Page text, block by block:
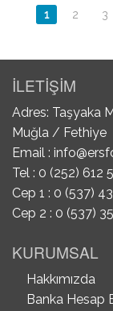
Sayfalar
1 2 3
İLETİŞİM
Adres: Taşyaka
Muğla / Fethiye
Email :
Tel : 0 (252) 612
Cep 1 : 0 (537)
Cep 2 : 0 (537)
KURUMSAL
Hakkımızda
Banka Hesap